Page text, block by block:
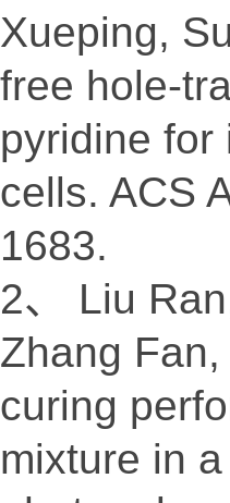
Xueping,
free hole-
pyridine for
cells. ACS
1683.
2、 Liu
Zhang
curing
mixture in